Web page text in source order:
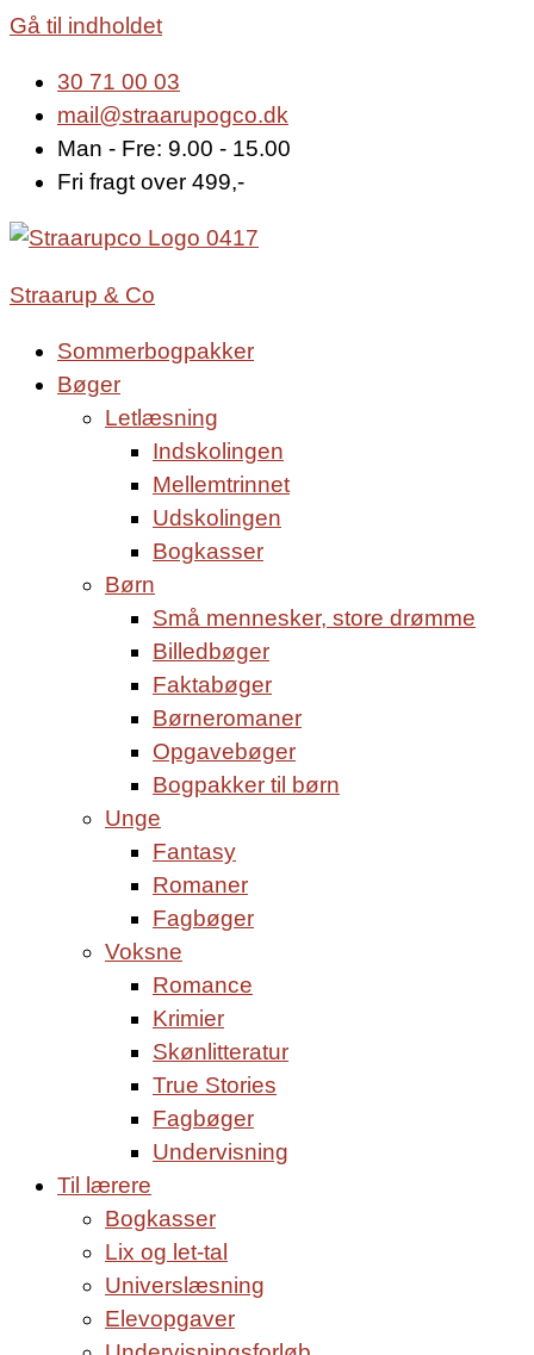
Gå til indholdet
30 71 00 03
mail@straarupogco.dk
Man - Fre: 9.00 - 15.00
Fri fragt over 499,-
Straarup & Co
Sommerbogpakker
Bøger
Letlæsning
Indskolingen
Mellemtrinnet
Udskolingen
Bogkasser
Børn
Små mennesker, store drømme
Billedbøger
Faktabøger
Børneromaner
Opgavebøger
Bogpakker til børn
Unge
Fantasy
Romaner
Fagbøger
Voksne
Romance
Krimier
Skønlitteratur
True Stories
Fagbøger
Undervisning
Til lærere
Bogkasser
Lix og let-tal
Universlæsning
Elevopgaver